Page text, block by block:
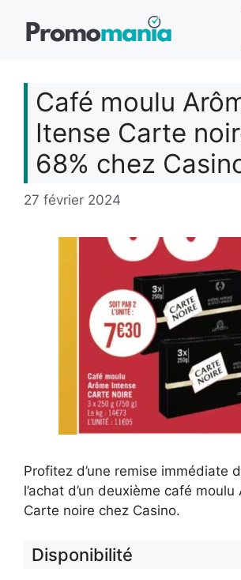
Café moulu
Itense Carte
68% chez
27 février 2024
Profitez d’une remise immédiate
l’achat d’un deuxième café
Carte noire chez Casino.
Disponibilité